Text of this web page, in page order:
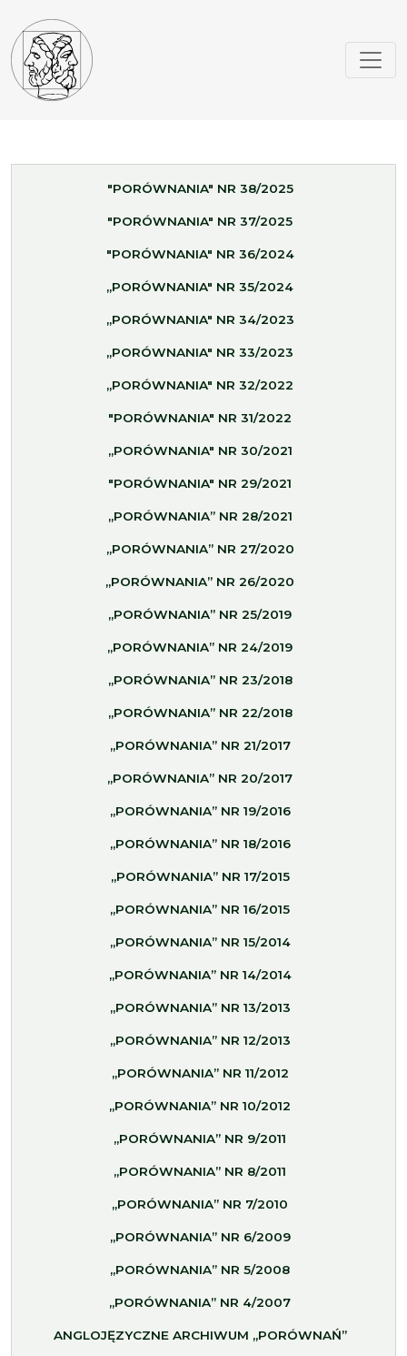
"PORÓWNANIA" NR 38/2025
"PORÓWNANIA" NR 37/2025
"PORÓWNANIA" NR 36/2024
„PORÓWNANIA" NR 35/2024
„PORÓWNANIA" NR 34/2023
„PORÓWNANIA" NR 33/2023
„PORÓWNANIA" NR 32/2022
"PORÓWNANIA" NR 31/2022
„PORÓWNANIA" NR 30/2021
"PORÓWNANIA" NR 29/2021
„PORÓWNANIA” NR 28/2021
„PORÓWNANIA” NR 27/2020
„PORÓWNANIA” NR 26/2020
„PORÓWNANIA” NR 25/2019
„PORÓWNANIA” NR 24/2019
„PORÓWNANIA” NR 23/2018
„PORÓWNANIA” NR 22/2018
„PORÓWNANIA” NR 21/2017
„PORÓWNANIA” NR 20/2017
„PORÓWNANIA” NR 19/2016
„PORÓWNANIA” NR 18/2016
„PORÓWNANIA” NR 17/2015
„PORÓWNANIA” NR 16/2015
„PORÓWNANIA” NR 15/2014
„PORÓWNANIA” NR 14/2014
„PORÓWNANIA” NR 13/2013
„PORÓWNANIA” NR 12/2013
„PORÓWNANIA” NR 11/2012
„PORÓWNANIA” NR 10/2012
„PORÓWNANIA” NR 9/2011
„PORÓWNANIA” NR 8/2011
„PORÓWNANIA” NR 7/2010
„PORÓWNANIA” NR 6/2009
„PORÓWNANIA” NR 5/2008
„PORÓWNANIA” NR 4/2007
ANGLOJĘZYCZNE ARCHIWUM „PORÓWNAŃ”